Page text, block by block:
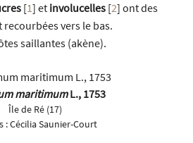
[1] et involucelles [2] ont des
vers le bas.
saillantes (akène).
maritimumL., 1753
Île de Ré (17)
:Cécilia Saunier-Court